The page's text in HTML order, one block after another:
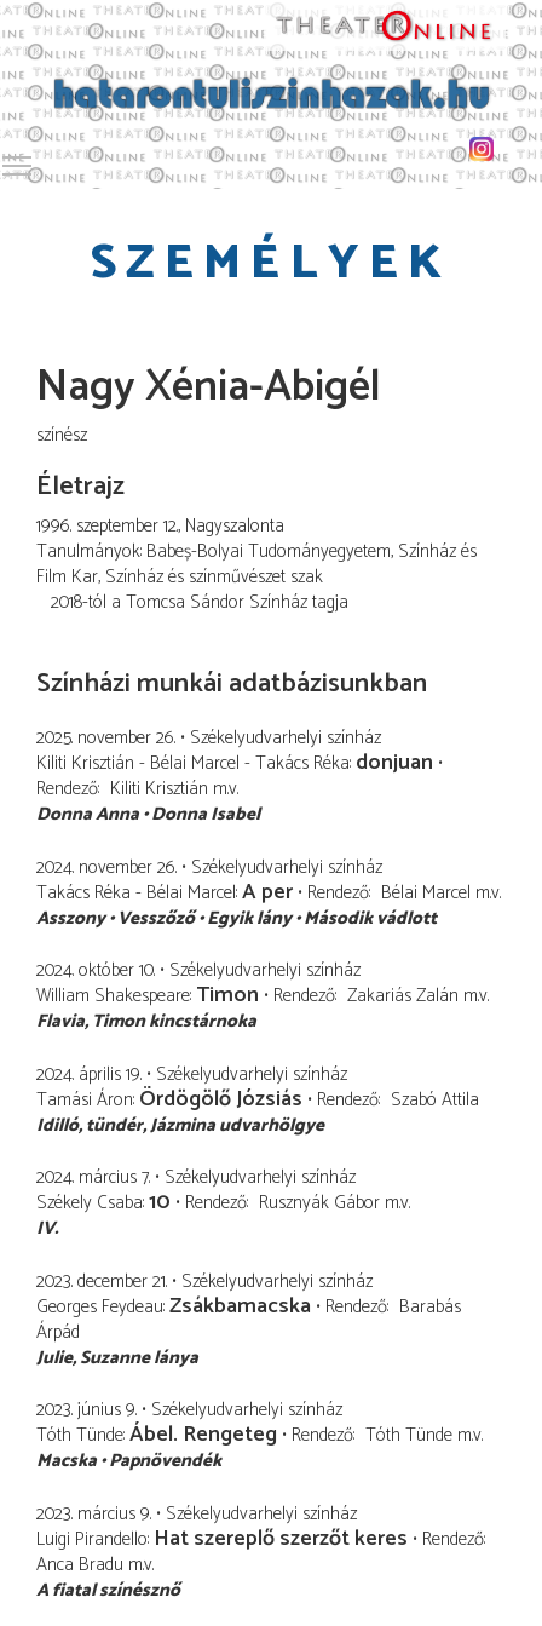
Toggle main menu visibility
SZEMÉLYEK
Nagy Xénia-Abigél
színész
Életrajz
1996. szeptember 12., Nagyszalonta
Tanulmányok: Babeș-Bolyai Tudományegyetem, Színház és
Film Kar, Színház és színművészet szak
2018-tól a Tomcsa Sándor Színház tagja
Színházi munkái adatbázisunkban
2025. november 26. Székelyudvarhelyi színház
Kiliti Krisztián - Bélai Marcel - Takács Réka donjuan
Rendező Kiliti Krisztián m.v.
Donna Anna Donna Isabel
2024. november 26. Székelyudvarhelyi színház
Takács Réka - Bélai Marcel A per Rendező Bélai Marcel m.v.
Asszony Vesszőző Egyik lány Második vádlott
2024. október 10. Székelyudvarhelyi színház
William Shakespeare Timon Rendező Zakariás Zalán m.v.
Flavia Timon kincstárnoka
2024. április 19. Székelyudvarhelyi színház
Tamási Áron Ördögölő Józsiás Rendező Szabó Attila
Idilló tündér, Jázmina udvarhölgye
2024. március 7. Székelyudvarhelyi színház
Székely Csaba 10 Rendező Rusznyák Gábor m.v.
IV.
2023. december 21. Székelyudvarhelyi színház
Georges Feydeau Zsákbamacska Rendező Barabás
Árpád
Julie Suzanne lánya
2023. június 9. Székelyudvarhelyi színház
Tóth Tünde Ábel. Rengeteg Rendező Tóth Tünde m.v.
Macska Papnövendék
2023. március 9. Székelyudvarhelyi színház
Luigi Pirandello Hat szereplő szerzőt keres Rendező
Anca Bradu m.v.
A fiatal színésznő